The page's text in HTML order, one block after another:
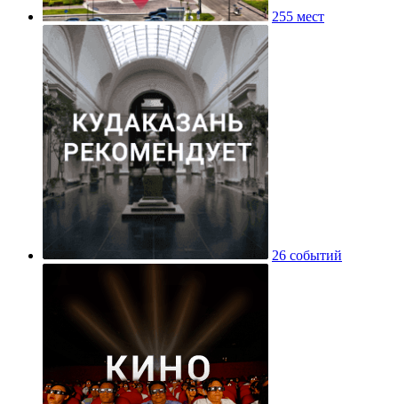
255 мест
26 событий